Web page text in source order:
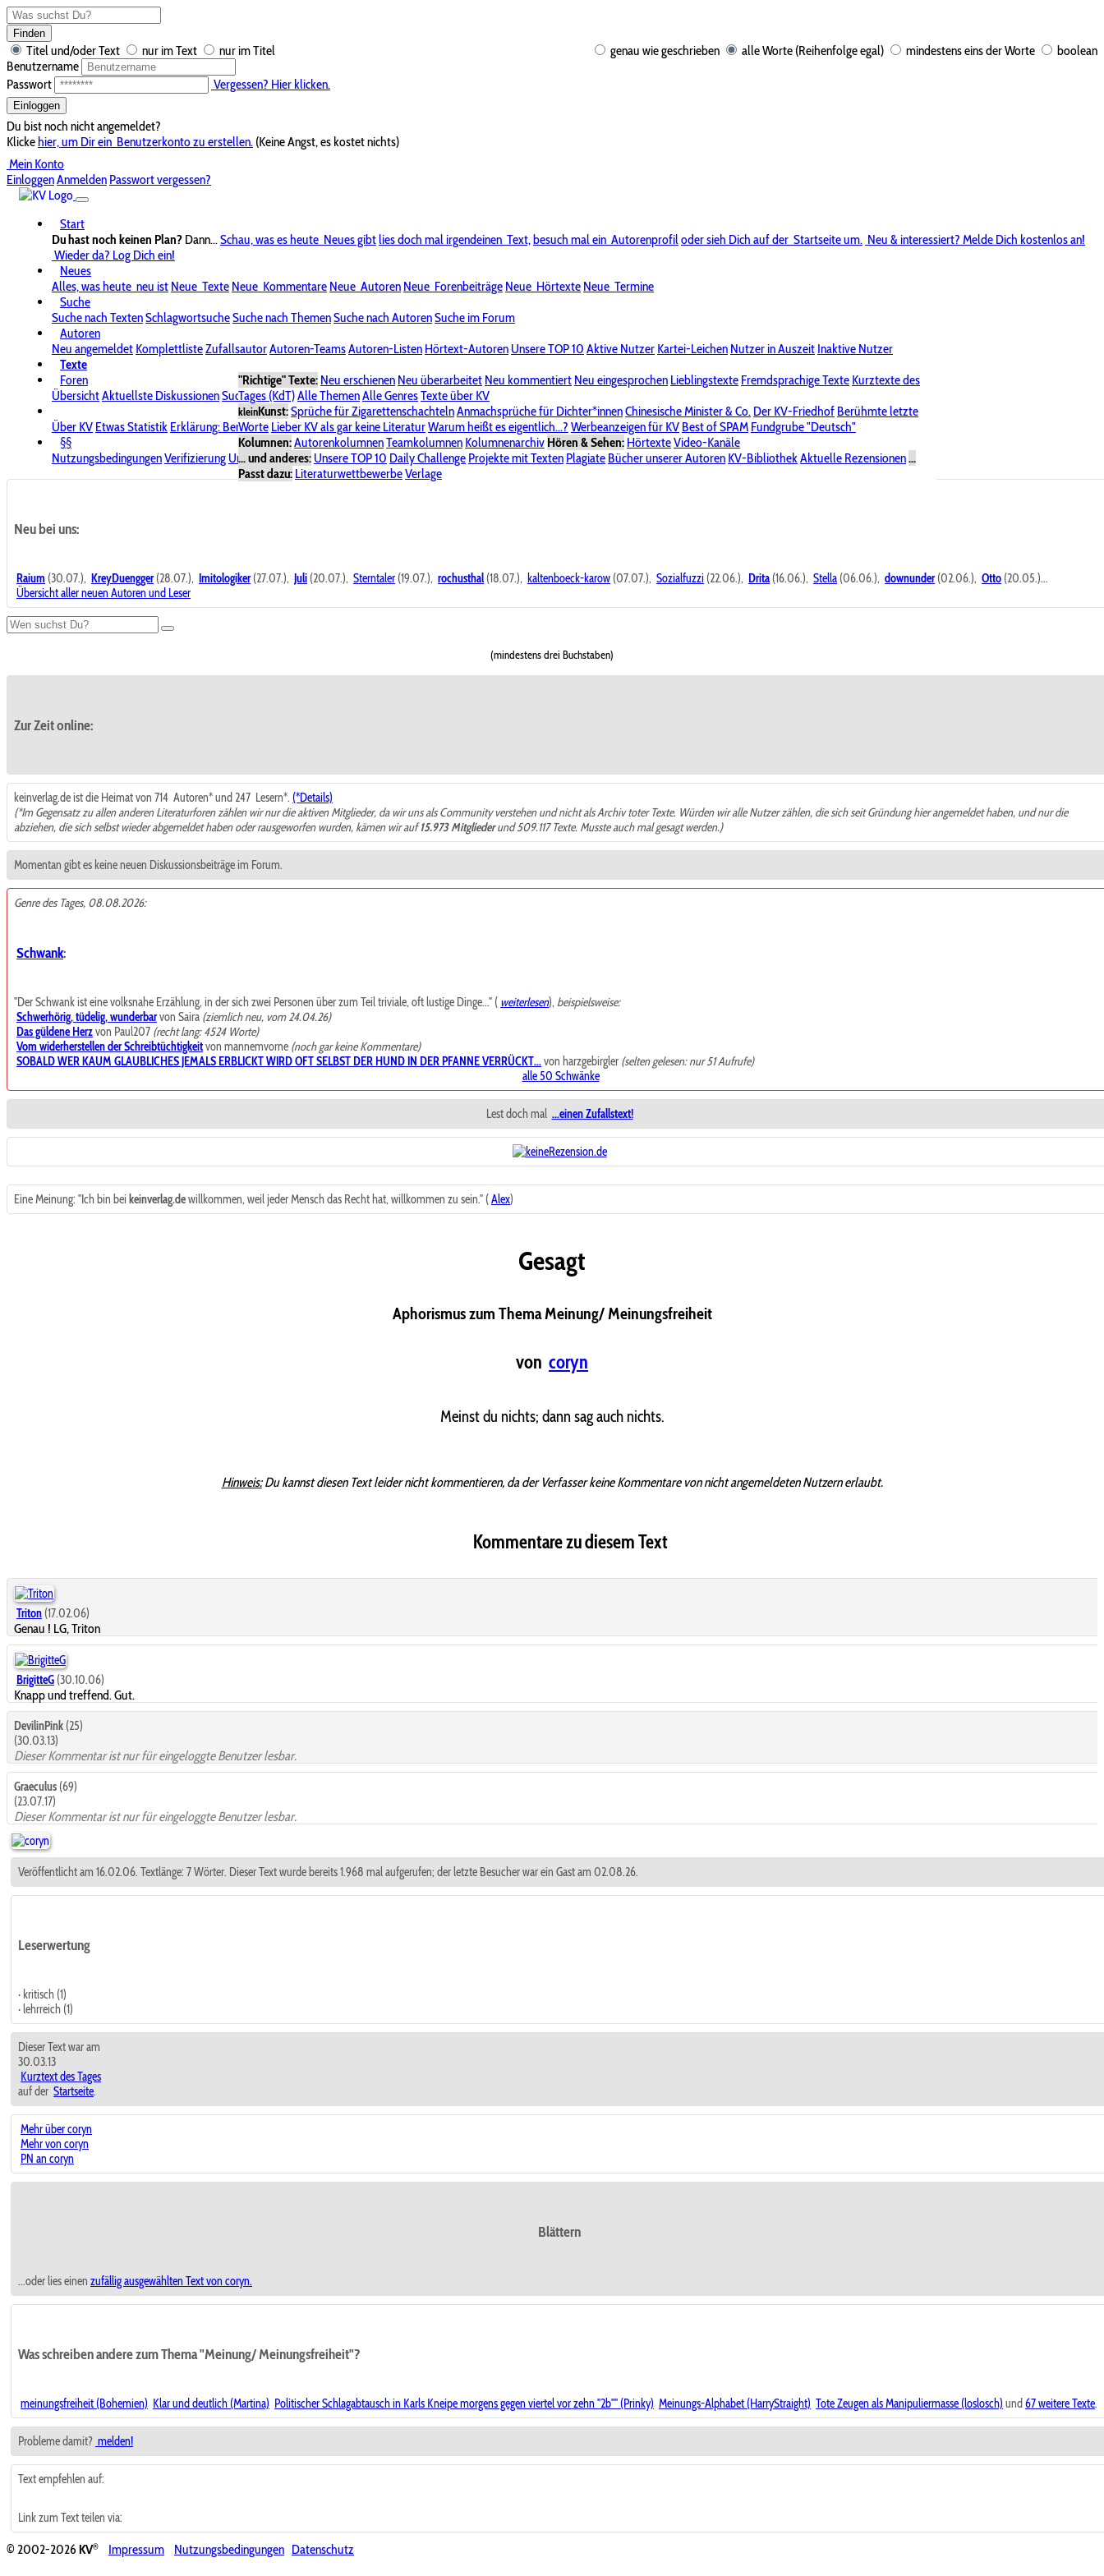
Finden
genau wie geschrieben alle Worte (Reihenfolge egal) mindestens eins der Worte boolean
Titel und/oder Text nur im Text
nur im Titel
Benutzername
Passwort
Vergessen? Hier klicken.
Einloggen
Du bist noch nicht angemeldet?
Klickehier, um Dir ein Benutzerkonto zu erstellen. (Keine Angst, es kostet nichts)
Mein Konto
EinloggenAnmelden Passwort vergessen?
Start
Du hast noch keinen Plan? Dann...Schau, was es heute Neues gibtlies doch mal irgendeinen Text,besuch mal ein Autorenprofiloder sieh Dich auf der Startseite um. Neu & interessiert? Melde Dich kostenlos an!
Wieder da? Log Dich ein!
Neues
Alles, was heute neu ist Neue Texte Neue Kommentare Neue Autoren Neue Forenbeiträge Neue Hörtexte Neue Termine
Suche
Suche nach TextenSchlagwortsucheSuche nach ThemenSuche nach AutorenSuche im Forum
Autoren
Neu angemeldet KomplettlisteZufallsautorAutoren-TeamsAutoren-Listen Hörtext-Autoren Unsere TOP 10 Aktive Nutzer Kartei-Leichen Nutzer in Auszeit Inaktive Nutzer
Texte
"Richtige" Texte: Neu erschienen Neu überarbeitet Neu kommentiert Neu eingesprochen Lieblingstexte Fremdsprachige Texte Kurztexte des
Tages (KdT)Alle ThemenAlle GenresTexte über KV
kleinKunst:Sprüche für ZigarettenschachtelnAnmachsprüche für Dichter*innenChinesische Minister & Co. Der KV-Friedhof Berühmte letzte
Worte Lieber KV als gar keine LiteraturWarum heißt es eigentlich...? Werbeanzeigen für KV Best of SPAM Fundgrube "Deutsch"
Kolumnen:AutorenkolumnenTeamkolumnen Kolumnenarchiv Hören & Sehen: HörtexteVideo-Kanäle
... und anderes: Unsere TOP 10 Daily Challenge Projekte mit Texten Plagiate Bücher unserer Autoren KV-BibliothekAktuelle Rezensionen...
Passt dazu: LiteraturwettbewerbeVerlage
Foren
ÜbersichtAktuellste DiskussionenSuche im ForumBereich "KV-Board"Bereich "Literatur & Schreiberei"
Über KV Etwas Statistik Erklärung: BenutzersymboleSpende für KV Unsere SpenderlisteAlle Wege führen zu KVPasswort vergessen?
§§
NutzungsbedingungenVerifizierung UrheberrechtAvatare & BilderStalkingDatenschutzerklärungImpressum
Neu bei uns:
Raium (30.07.), KreyDuengger(28.07.), Imitologiker(27.07.), Juli (20.07.), Sterntaler (19.07.), rochusthal (18.07.), kaltenboeck-karow (07.07.), Sozialfuzzi (22.06.), Drita (16.06.), Stella (06.06.), downunder(02.06.), Otto (20.05.)...
Übersicht aller neuen Autoren und Leser
(mindestens drei Buchstaben)
Zur Zeit online:
keinverlag.de ist die Heimat von 714 Autoren* und 247 Lesern*. (*Details)
(*Im Gegensatz zu allen anderen Literaturforen zählen wir nur die aktiven Mitglieder, da wir uns als Community verstehen und nicht als Archiv toter Texte. Würden wir alle Nutzer zählen, die sich seit Gründung hier angemeldet haben, und nur die
abziehen, die sich selbst wieder abgemeldet haben oder rausgeworfen wurden, kämen wir auf15.973 Mitgliederund 509.117 Texte. Musste auch mal gesagt werden.)
Momentan gibt es keine neuen Diskussionsbeiträge im Forum.
Genre des Tages, 08.08.2026:
Schwank:
"Der Schwank ist eine volksnahe Erzählung, in der sich zwei Personen über zum Teil triviale, oft lustige Dinge..." ( weiterlesen),beispielsweise:
Schwerhörig, tüdelig, wunderbarvon Saira (ziemlich neu, vom 24.04.26)
Das güldene Herzvon Paul207 (recht lang: 4524 Worte)
Vom widerherstellen der Schreibtüchtigkeitvon mannemvorne (noch gar keine Kommentare)
SOBALD WER KAUM GLAUBLICHES JEMALS ERBLICKT WIRD OFT SELBST DER HUND IN DER PFANNE VERRÜCKT...von harzgebirgler (selten gelesen: nur 51 Aufrufe)
alle 50 Schwänke
Lest doch mal ...einen Zufallstext!
Eine Meinung: "Ich bin bei keinverlag.dewillkommen, weil jeder Mensch das Recht hat, willkommen zu sein." (Alex)
Gesagt
Aphorismus zum Thema Meinung/ Meinungsfreiheit
von coryn
Meinst du nichts; dann sag auch nichts.
Hinweis:Du kannst diesen Text leider nicht kommentieren, da der Verfasser keine Kommentare von nicht angemeldeten Nutzern erlaubt.
Kommentare zu diesem Text
Triton (17.02.06)
Genau ! LG, Triton
BrigitteG (30.10.06)
Knapp und treffend. Gut.
DevilinPink (25)
(30.03.13)
Dieser Kommentar ist nur für eingeloggte Benutzer lesbar.
Graeculus (69)
(23.07.17)
Dieser Kommentar ist nur für eingeloggte Benutzer lesbar.
Veröffentlicht am 16.02.06. Textlänge: 7 Wörter. Dieser Text wurde bereits 1.968 mal aufgerufen; der letzte Besucher war ein Gast am 02.08.26.
Leserwertung
· kritisch (1)
· lehrreich (1)
Dieser Text war am
30.03.13
Kurztext des Tages
auf der Startseite.
Mehr über coryn
Mehr von coryn
PN an coryn
Blättern
...oder lies einen zufällig ausgewählten Text von coryn.
Was schreiben andere zum Thema "Meinung/ Meinungsfreiheit"?
meinungsfreiheit (Bohemien) Klar und deutlich (Martina) Politischer Schlagabtausch in Karls Kneipe morgens gegen viertel vor zehn "2b"" (Prinky) Meinungs-Alphabet (HarryStraight) Tote Zeugen als Manipuliermasse (loslosch) und 67 weitere Texte.
Probleme damit? melden!
Text empfehlen auf:
Link zum Text teilen via:
© 2002-2026KV® Impressum Nutzungsbedingungen Datenschutz